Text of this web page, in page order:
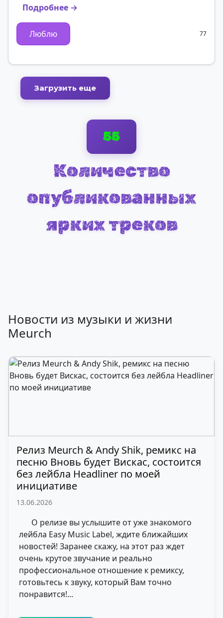
Подробнее →
Люблю 77
Загрузить еще
55
Количество
опубликованных
ярких треков
Новости из музыки и жизни
Meurch
Релиз Meurch & Andy Shik, ремикс на
песню Вновь будет Вискас, состоится
без лейбла Headliner по моей
инициативе
13.06.2026
О релизе вы услышите от уже знакомого
лейбла Easy Music Label, ждите ближайших
новостей! Заранее скажу, на этот раз ждет
очень крутое звучание и реально
профессиональное отношение к ремиксу,
готовьтесь к звуку, который Вам точно
понравится!...